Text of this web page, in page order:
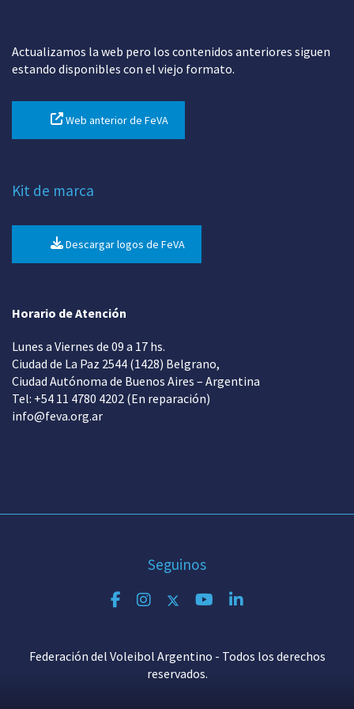
Actualizamos la web pero los contenidos anteriores siguen
estando disponibles con el viejo formato.
Web anterior de FeVA
Kit de marca
Descargar logos de FeVA
Horario de Atención
Lunes a Viernes de 09 a 17 hs.
Ciudad de La Paz 2544 (1428) Belgrano,
Ciudad Autónoma de Buenos Aires – Argentina
Tel: +54 11 4780 4202 (En reparación)
info@feva.org.ar
Seguinos
Federación del Voleibol Argentino - Todos los derechos
reservados.